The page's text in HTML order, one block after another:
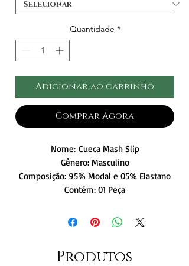
Quantidade *
Adicionar ao carrinho
Comprar Agora
Nome: Cueca Mash Slip
Gênero: Masculino
Composição: 95% Modal e 05% Elastano
Contém: 01 Peça
Produtos